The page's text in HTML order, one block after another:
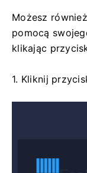
Możesz
pomocą
klikając
1. Kliknij